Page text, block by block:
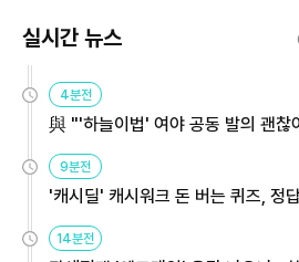
실시간 뉴스
4분전
與 "'하늘이법' 여야 공동 발의 괜찮
9분전
'캐시딜' 캐시워크 돈 버는 퀴즈, 정
14분전